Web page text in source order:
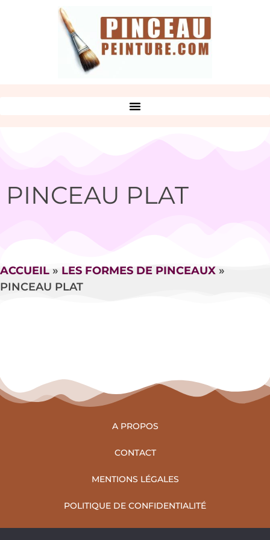
PINCEAU PLAT
ACCUEIL » LES FORMES DE PINCEAUX »
PINCEAU PLAT
A PROPOS
CONTACT
MENTIONS LÉGALES
POLITIQUE DE CONFIDENTIALITÉ